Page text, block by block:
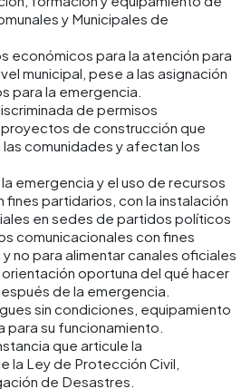
y Municipales de
económicos para la atención para
municipal, pese a las asignación
para la emergencia.
de permisos
de construcción que
comunidades y afectan los
emergencia y el uso de recursos
fines partidarios, con la instalación
en sedes de partidos políticos
comunicacionales con fines
no para alimentar canales oficiales
oportuna del qué hacer
de la emergencia.
sin condiciones, equipamiento
para su funcionamiento.
que articule la
la Ley de Protección Civil,
de Desastres.